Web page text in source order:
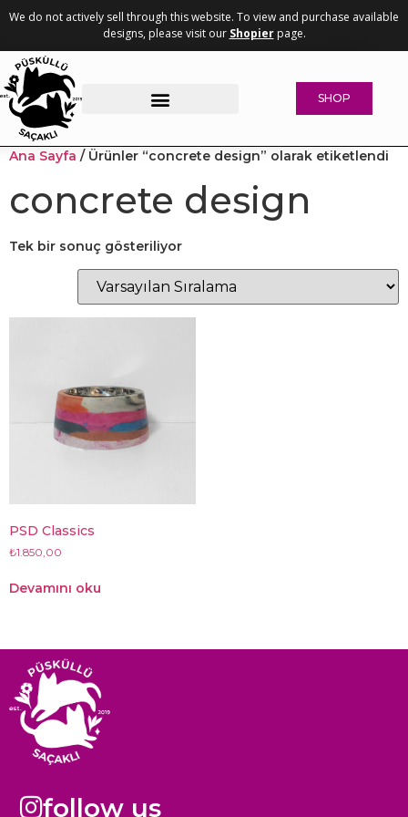
We do not actively sell through this website. To view and purchase available
designs, please visit our Shopierpage.
SHOP
Ana Sayfa / Ürünler “concrete design” olarak etiketlendi
concrete design
Tek bir sonuç gösteriliyor
PSD Classics
₺1.850,00
Devamını oku
follow us